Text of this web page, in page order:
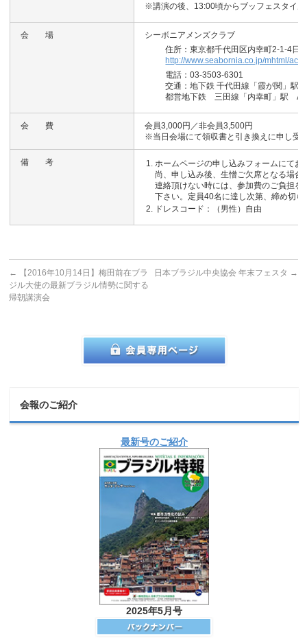
※講演の後、13:00頃からブッフェスタイ
会 場
シーボニアメンズクラブ
住所：東京都千代田区内幸町2-1-4日
http://www.seabornia.co.jp/mhtml/
電話：03-3503-6301
交通：地下鉄 千代田線「霞が関」駅
都営地下鉄 三田線「内幸町」駅
会 費
会員3,000円／非会員3,500円
※当日会場にて領収書と引き換えに申し受
備 考
ホームページの申し込みフォームにてお
尚、申し込み後、生憎ご欠席となる場
連絡頂けない時には、参加費のご負担
下さい。定員40名に達し次第、締め切
ドレスコード：（男性）自由
←
【2016年10月14日】梅田前在ブラ
ジル大使の最新ブラジル情勢に関する
帰朝講演会
日本ブラジル中央協会 年末フェスタ →
会報のご紹介
最新号のご紹介
2025年5月号